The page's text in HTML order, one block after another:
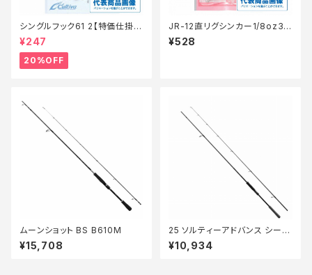
シングルフック61 2【特価仕掛】
【20】
¥247
20%OFF
JR-12直リグシンカー1/8oz3.5
g
¥528
ムーンショット BS B610M
¥15,708
25 ソルティーアドバンス シーバ
ス／サーフ S90ML
¥10,934